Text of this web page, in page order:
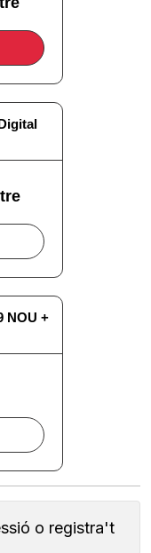
o registra't